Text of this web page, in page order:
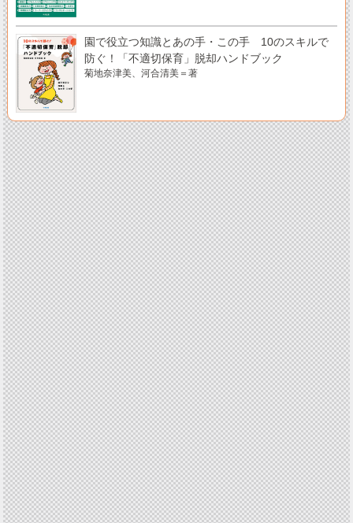
園で役立つ知識とあの手・この手 10のスキルで
防ぐ！「不適切保育」脱却ハンドブック
菊地奈津美、河合清美＝著